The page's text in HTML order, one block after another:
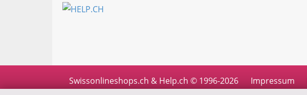
Swissonlineshops.ch & Help.ch © 1996-2026 Impressum